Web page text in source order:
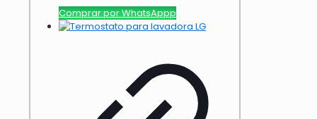
Comprar por WhatsAppp